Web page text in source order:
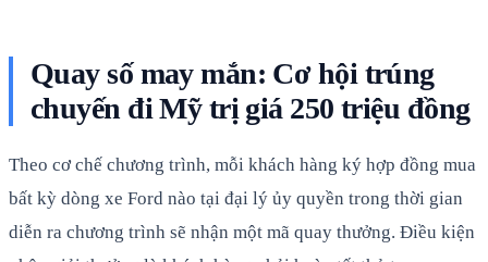
Quay số may mắn: Cơ hội trúng
chuyến đi Mỹ trị giá 250 triệu đồng
Theo cơ chế chương trình, mỗi khách hàng ký hợp đồng mua
bất kỳ dòng xe Ford nào tại đại lý ủy quyền trong thời gian
diễn ra chương trình sẽ nhận một mã quay thưởng. Điều kiện